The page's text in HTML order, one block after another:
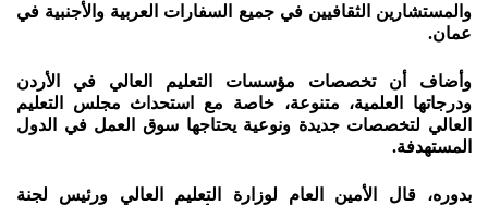
والمستشارين الثقافيين في جميع السفارات العربية والأجنبية في
عمان.
وأضاف أن تخصصات مؤسسات التعليم العالي في الأردن
ودرجاتها العلمية، متنوعة، خاصة مع استحداث مجلس التعليم
العالي لتخصصات جديدة ونوعية يحتاجها سوق العمل في الدول
المستهدفة.
بدوره، قال الأمين العام لوزارة التعليم العالي ورئيس لجنة